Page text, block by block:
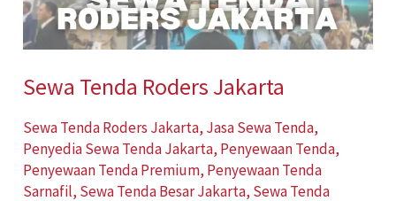
Sewa Tenda Roders Jakarta
Sewa Tenda Roders Jakarta, Jasa Sewa Tenda,
Penyedia Sewa Tenda Jakarta, Penyewaan Tenda,
Penyewaan Tenda Premium, Penyewaan Tenda
Sarnafil, Sewa Tenda Besar Jakarta, Sewa Tenda